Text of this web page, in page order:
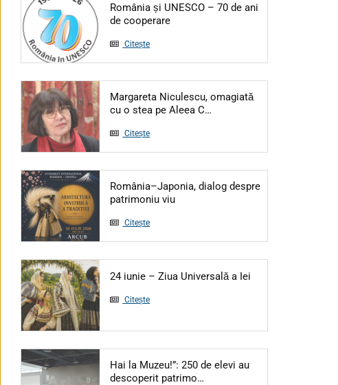
România și UNESCO – 70 de ani
de cooperareArticol: România și UNESCO – 70
Citește
Margareta Niculescu, omagiată
cu o stea pe Aleea C…
Citește
România–Japonia, dialog despre
patrimoniu viuArticol: România–Japonia, dialog
Citește
24 iunie – Ziua Universală a Iei
Citește
Hai la Muzeu!”: 250 de elevi au
descoperit patrimo…